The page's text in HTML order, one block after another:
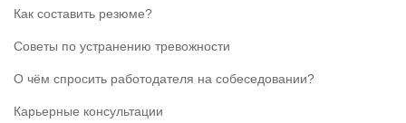
Как составить резюме?
Советы по устранению тревожности
О чём спросить работодателя на собеседовании?
Карьерные консультации